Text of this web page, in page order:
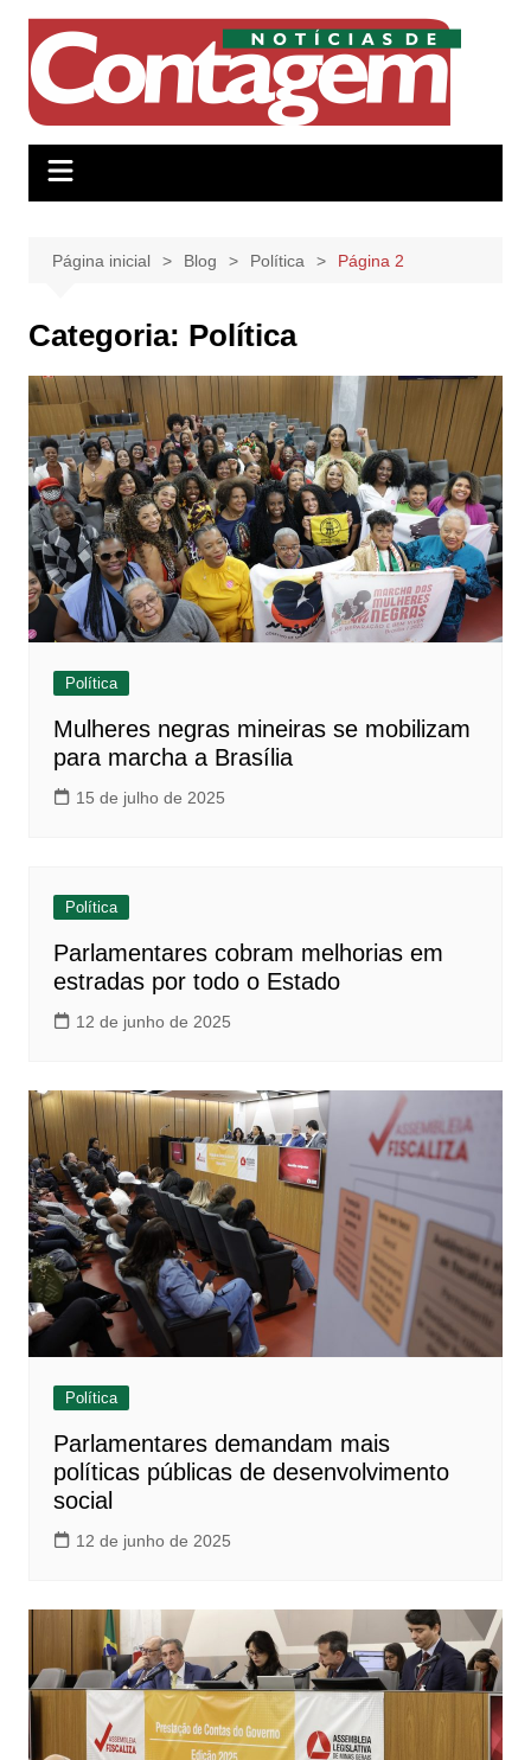
conteúdo
Página inicial Blog Política Página 2
Categoria: Política
Política
Mulheres negras mineiras se mobilizam
para marcha a Brasília
15 de julho de 2025
Política
Parlamentares cobram melhorias em
estradas por todo o Estado
12 de junho de 2025
Política
Parlamentares demandam mais
políticas públicas de desenvolvimento
social
12 de junho de 2025